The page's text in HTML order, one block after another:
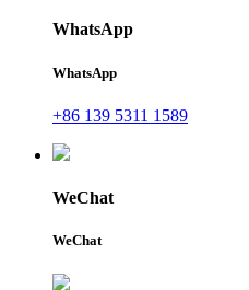
WhatsApp
WhatsApp
+86 139 5311 1589
WeChat
WeChat